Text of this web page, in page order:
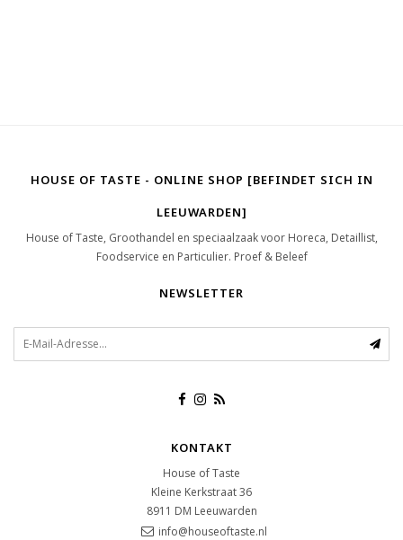
HOUSE OF TASTE - ONLINE SHOP [BEFINDET SICH IN
LEEUWARDEN]
House of Taste, Groothandel en speciaalzaak voor Horeca, Detaillist,
Foodservice en Particulier. Proef & Beleef
NEWSLETTER
KONTAKT
House of Taste
Kleine Kerkstraat 36
8911 DM Leeuwarden
info@houseoftaste.nl